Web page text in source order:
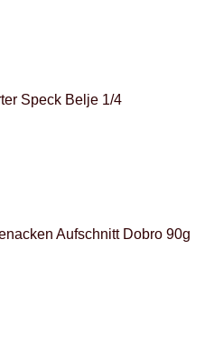
Speck Belje 1/4